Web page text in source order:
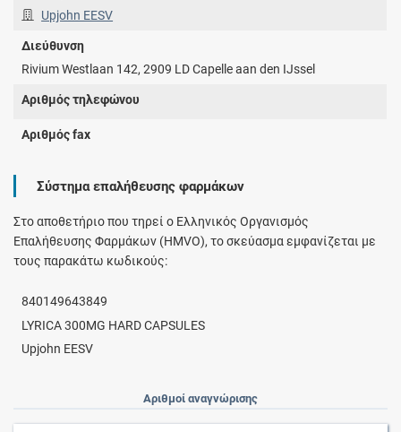
Upjohn EESV
Διεύθυνση
Rivium Westlaan 142, 2909 LD Capelle aan den IJssel
Αριθμός τηλεφώνου
Αριθμός fax
Σύστημα επαλήθευσης φαρμάκων
Στο αποθετήριο που τηρεί ο Ελληνικός Οργανισμός
Επαλήθευσης Φαρμάκων (HMVO), το σκεύασμα εμφανίζεται με
τους παρακάτω κωδικούς:
840149643849
LYRICA 300MG HARD CAPSULES
Upjohn EESV
Αριθμοί αναγνώρισης